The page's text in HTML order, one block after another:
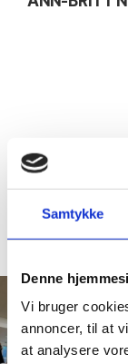
Samtykke
Denne
Vi bruger
annoncer, til at
at analysere